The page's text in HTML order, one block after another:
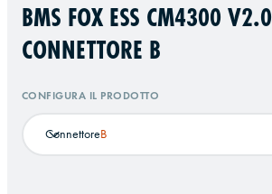
BMS FOX ESS CM4300 V2.0
CONNETTORE B
CONFIGURA IL PRODOTTO
ConnettoreB